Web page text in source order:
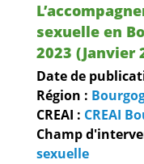
Actualités
ARSENE
sexuelle en
2023 (Janvier
Date de
Région :
CREAI : CREAI
Champ
sexuelle